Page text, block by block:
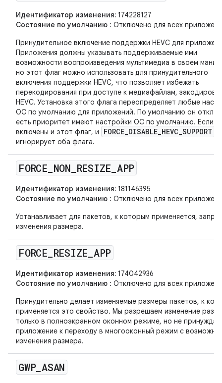
Идентификатор изменения: 174228127
Состояние по умолчанию : Отключено для всех
Принудительное включение поддержки HEVC для
Приложения должны указывать поддерживаемые ими
возможности воспроизведения мультимедиа в своем
но этот флаг можно использовать для принудительного
включения поддержки HEVC, что позволяет избежать
перекодирования при доступе к медиафайлам,
HEVC. Установка этого флага переопределяет любые
ОС по умолчанию для приложений. По умолчанию он
есть приоритет имеют настройки ОС по умолчанию. Если
включены и этот флаг, и
FORCE_DISABLE_HEVC_SUPPORT
игнорирует оба флага.
FORCE NON RESIZE APP
Идентификатор изменения: 181146395
Состояние по умолчанию : Отключено для всех
Устанавливает для пакетов, к которым применяется,
изменения размера.
FORCE RESIZE APP
Идентификатор изменения: 174042936
Состояние по умолчанию : Отключено для всех
Принудительно делает изменяемые размеры пакетов, к
применяется это свойство. Мы разрешаем изменение
только в полноэкранном оконном режиме, но не
приложение к переходу в многооконный режим с
изменения размера.
GWP_ ASAN